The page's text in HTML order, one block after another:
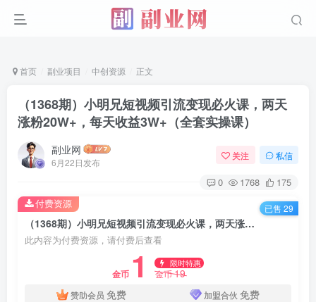
首页 副业项目 中创资源 正文
（1368期）小明兄短视频引流变现必火课，两天
涨粉20W+，每天收益3W+（全套实操课）
副业网
6月22日发布
关注 私信
0 1768 175
（1368期）小明兄短视频引流变现必火课，两天涨粉20W+，每天收益3W+（全套实操课）
此内容为付费资源，请付费后查看
金币 1 限时特惠
金币19
赞助会员 免费 加盟合伙 免费
付费资源 已售 29